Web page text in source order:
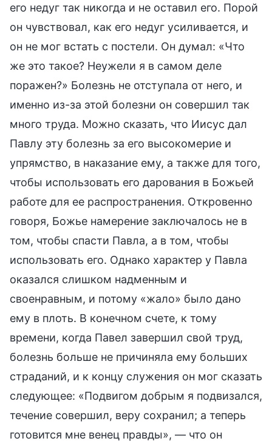
его недуг так никогда и не оставил его. Порой
он чувствовал, как его недуг усиливается, и
он не мог встать с постели. Он думал: «Что
же это такое? Неужели я в самом деле
поражен?» Болезнь не отступала от него, и
именно из-за этой болезни он совершил так
много труда. Можно сказать, что Иисус дал
Павлу эту болезнь за его высокомерие и
упрямство, в наказание ему, а также для того,
чтобы использовать его дарования в Божьей
работе для ее распространения. Откровенно
говоря, Божье намерение заключалось не в
том, чтобы спасти Павла, а в том, чтобы
использовать его. Однако характер у Павла
оказался слишком надменным и
своенравным, и потому «жало» было дано
ему в плоть. В конечном счете, к тому
времени, когда Павел завершил свой труд,
болезнь больше не причиняла ему больших
страданий, и к концу служения он мог сказать
следующее: «Подвигом добрым я подвизался,
течение совершил, веру сохранил; а теперь
готовится мне венец правды», — что он